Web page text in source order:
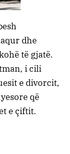
dhe
të gjatë.
i cili
e divorcit,
që
e çiftit.